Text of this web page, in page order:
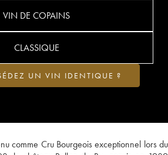
comme Cru Bourgeois exceptionnel lors du
VIN DE COPAINS
CLASSIQUE
UN VIN IDENTIQUE ?